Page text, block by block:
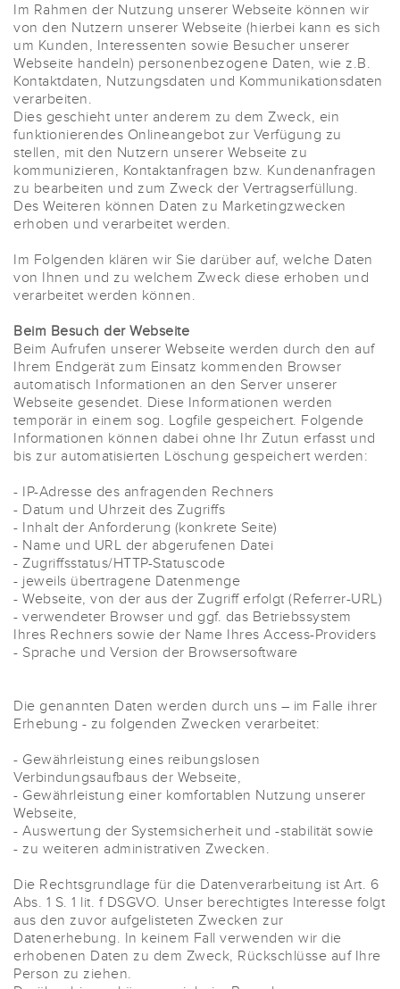
Im Rahmen der Nutzung unserer Webseite können wir
von den Nutzern unserer Webseite (hierbei kann es sich
um Kunden, Interessenten sowie Besucher unserer
Webseite handeln) personenbezogene Daten, wie z.B.
Kontaktdaten, Nutzungsdaten und Kommunikationsdaten
verarbeiten.
Dies geschieht unter anderem zu dem Zweck, ein
funktionierendes Onlineangebot zur Verfügung zu
stellen, mit den Nutzern unserer Webseite zu
kommunizieren, Kontaktanfragen bzw. Kundenanfragen
zu bearbeiten und zum Zweck der Vertragserfüllung.
Des Weiteren können Daten zu Marketingzwecken
erhoben und verarbeitet werden.
Im Folgenden klären wir Sie darüber auf, welche Daten
von Ihnen und zu welchem Zweck diese erhoben und
verarbeitet werden können.
Beim Besuch der Webseite
Beim Aufrufen unserer Webseite werden durch den auf
Ihrem Endgerät zum Einsatz kommenden Browser
automatisch Informationen an den Server unserer
Webseite gesendet. Diese Informationen werden
temporär in einem sog. Logfile gespeichert. Folgende
Informationen können dabei ohne Ihr Zutun erfasst und
bis zur automatisierten Löschung gespeichert werden:
- IP-Adresse des anfragenden Rechners
- Datum und Uhrzeit des Zugriffs
- Inhalt der Anforderung (konkrete Seite)
- Name und URL der abgerufenen Datei
- Zugriffsstatus/HTTP-Statuscode
- jeweils übertragene Datenmenge
- Webseite, von der aus der Zugriff erfolgt (Referrer-URL)
- verwendeter Browser und ggf. das Betriebssystem
Ihres Rechners sowie der Name Ihres Access-Providers
- Sprache und Version der Browsersoftware
Die genannten Daten werden durch uns – im Falle ihrer
Erhebung - zu folgenden Zwecken verarbeitet:
- Gewährleistung eines reibungslosen
Verbindungsaufbaus der Webseite,
- Gewährleistung einer komfortablen Nutzung unserer
Webseite,
- Auswertung der Systemsicherheit und -stabilität sowie
- zu weiteren administrativen Zwecken.
Die Rechtsgrundlage für die Datenverarbeitung ist Art. 6
Abs. 1 S. 1 lit. f DSGVO. Unser berechtigtes Interesse folgt
aus den zuvor aufgelisteten Zwecken zur
Datenerhebung. In keinem Fall verwenden wir die
erhobenen Daten zu dem Zweck, Rückschlüsse auf Ihre
Person zu ziehen.